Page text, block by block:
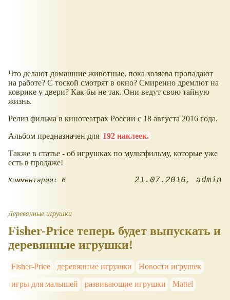
Что делают домашние животные, пока хозяева пропадают
на работе? С тоской смотрят в окно? Смиренно дремлют на
коврике у двери? Как бы не так. Они ведут свою тайную
жизнь.
Релиз фильма в кинотеатрах России с 18 августа 2016 года.
Альбом предназначен для 192 наклеек.
Также в статье - об игрушках по мультфильму, которые уже
есть в продаже!
Комментарии: 6 21.07.2016 admin
Деревянные игрушки
Fisher-Price теперь будет выпускать и
деревянные игрушки!
Fisher-Price деревянные игрушки
Новости игрушек
игры для малышей
развивающие игрушки Mattel